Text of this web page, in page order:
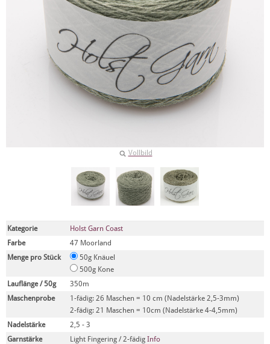
Vollbild
Kategorie
Holst Garn Coast
Farbe
47 Moorland
Menge pro Stück
50g Knäuel
500g Kone
Lauflänge / 50g
350m
Maschenprobe
1-fädig: 26 Maschen = 10 cm (Nadelstärke 2,5-3mm)
2-fädig: 21 Maschen = 10cm (Nadelstärke 4-4,5mm)
Nadelstärke
2,5 - 3
Garnstärke
Light Fingering / 2-fädig Info